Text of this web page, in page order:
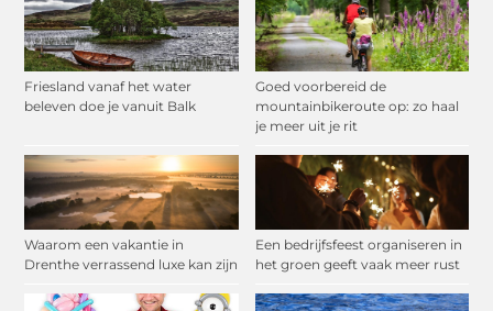
Friesland vanaf het water
beleven doe je vanuit Balk
Goed voorbereid de
mountainbikeroute op: zo haal
je meer uit je rit
Waarom een vakantie in
Drenthe verrassend luxe kan zijn
Een bedrijfsfeest organiseren in
het groen geeft vaak meer rust